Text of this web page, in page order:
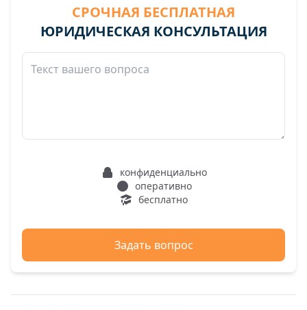
СРОЧНАЯ БЕСПЛАТНАЯ
ЮРИДИЧЕСКАЯ КОНСУЛЬТАЦИЯ
конфиденциально
оперативно
бесплатно
Задать вопрос